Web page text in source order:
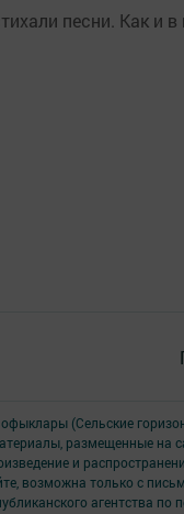
песни. Как и
(Сельские
размещенные на
и
возможна только с
агентства